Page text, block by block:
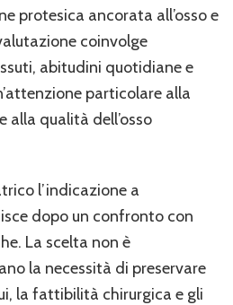
protesica ancorata all’osso e
coinvolge
abitudini quotidiane e
particolare alla
alla qualità dell’osso
l’indicazione a
dopo un confronto con
La scelta non è
la necessità di preservare
la fattibilità chirurgica e gli